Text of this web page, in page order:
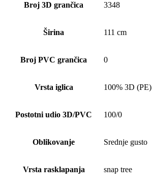
Broj 3D grančica 3348
Širina 111 cm
Broj PVC grančica 0
Vrsta iglica 100% 3D (PE)
Postotni udio 3D/PVC 100/0
Oblikovanje Srednje gusto
Vrsta rasklapanja snap tree